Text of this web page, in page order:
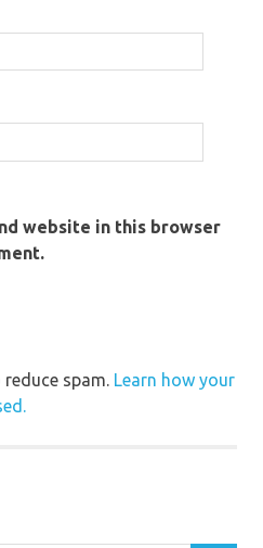
website in this browser
spam. Learn how your